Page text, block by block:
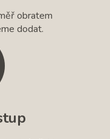
obratem
dodat.